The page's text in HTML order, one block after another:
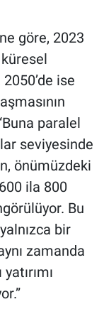
göre, 2023
ise
paralel
seviyesinde
önümüzdeki
ila 800
Bu
bir
zamanda